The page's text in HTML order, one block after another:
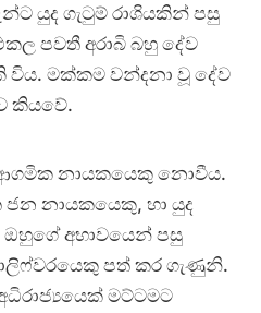
යුද ගැටුම් රාශියකින් පසු
පවතී අරාබි බහු දේව
විය. මක්කම වන්දනා වූ දේව
කියවේ.
නායකයෙකු නොවීය.
නායකයෙකු, හා යුද
ඔහුගේ අභාවයෙන් පසු
පත් කර ගැණුනි.
මට්ටමට